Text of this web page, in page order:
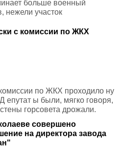
больше военный
нежели участок
с комиссии по ЖКХ
по ЖКХ проходило ну
епутат ы были, мягко говоря,
горсовета дрожали.
совершено
на директора завода